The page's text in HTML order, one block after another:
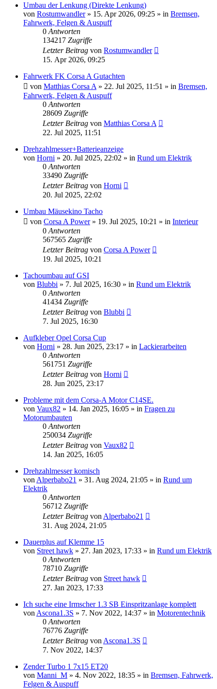
Umbau der Lenkung (Direkte Lenkung)
von Rostumwandler» 15. Apr 2026, 09:25 » in Bremsen,
Fahrwerk, Felgen & Auspuff
0 Antworten
134217 Zugriffe
Letzter Beitrag von Rostumwandler
15. Apr 2026, 09:25
Fahrwerk FK Corsa A Gutachten
von Matthias Corsa A » 22. Jul 2025, 11:51 » in Bremsen,
Fahrwerk, Felgen & Auspuff
0 Antworten
28609 Zugriffe
Letzter Beitrag von Matthias Corsa A
22. Jul 2025, 11:51
Drehzahlmesser+Batterieanzeige
von Horni » 20. Jul 2025, 22:02 » in Rund um Elektrik
0 Antworten
33490 Zugriffe
Letzter Beitrag von Horni
20. Jul 2025, 22:02
Umbau Mäusekino Tacho
von Corsa A Power» 19. Jul 2025, 10:21 » in Interieur
0 Antworten
567565 Zugriffe
Letzter Beitrag von Corsa A Power
19. Jul 2025, 10:21
Tachoumbau auf GSI
von Blubbi » 7. Jul 2025, 16:30 » in Rund um Elektrik
0 Antworten
41434 Zugriffe
Letzter Beitrag von Blubbi
7. Jul 2025, 16:30
Aufkleber Opel Corsa Cup
von Horni » 28. Jun 2025, 23:17 » in Lackierarbeiten
0 Antworten
561751 Zugriffe
Letzter Beitrag von Horni
28. Jun 2025, 23:17
Probleme mit dem Corsa-A Motor C14SE.
von Vaux82 » 14. Jan 2025, 16:05 » in Fragen zu
Motorumbauten
0 Antworten
250034 Zugriffe
Letzter Beitrag von Vaux82
14. Jan 2025, 16:05
Drehzahlmesser komisch
von Alperbabo21 » 31. Aug 2024, 21:05 » in Rund um
Elektrik
0 Antworten
56712 Zugriffe
Letzter Beitrag von Alperbabo21
31. Aug 2024, 21:05
Dauerplus auf Klemme 15
von Street hawk » 27. Jan 2023, 17:33 » in Rund um Elektrik
0 Antworten
78710 Zugriffe
Letzter Beitrag von Street hawk
27. Jan 2023, 17:33
Ich suche eine Irmscher 1.3 SB Einspritzanlage komplett
von Ascona1.3S » 7. Nov 2022, 14:37 » in Motorentechnik
0 Antworten
76776 Zugriffe
Letzter Beitrag von Ascona1.3S
7. Nov 2022, 14:37
Zender Turbo 1 7x15 ET20
von Manni_M » 4. Nov 2022, 18:35 » in Bremsen, Fahrwerk,
Felgen & Auspuff